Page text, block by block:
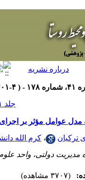
- ( ۴-۱۴۰۱ )
جلد ۴۱ شماره ۱۷۸ صفحات ۴۸-۳۵
مدل عوامل مؤثر بر
ترکیان ، کرم الله
مدیریت دولتی، واحد علوم
(۳۷۰۷ مشاهده)